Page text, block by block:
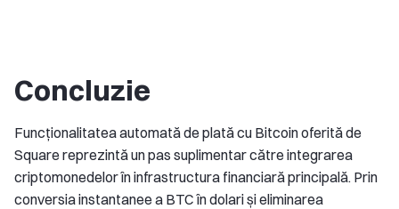
Concluzie
Funcționalitatea automată de plată cu Bitcoin oferită de
Square reprezintă un pas suplimentar către integrarea
criptomonedelor în infrastructura financiară principală. Prin
conversia instantanee a BTC în dolari și eliminarea